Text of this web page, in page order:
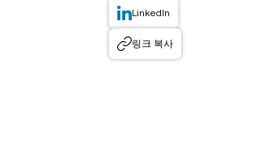
LinkedIn
링크 복사